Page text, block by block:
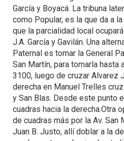
García y Boyacá. La tribuna
como Popular, es la que da a
que la parcialidad local
J.A. García y Gavilán. Una
Paternal es tomar la General
San Martín, para tomarla hasta
3100, luego de cruzar Alvarez
derecha en Manuel Trelles
y San Blas. Desde este punto
cuadras hacia la derecha.Otra
de cuadras más por la Av. San
Juan B. Justo, allí doblar a la